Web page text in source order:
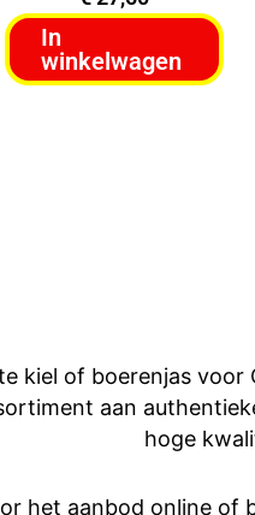
In
winkelwagen
kiel of boerenjas voor
aan
hoge
het aanbod online of